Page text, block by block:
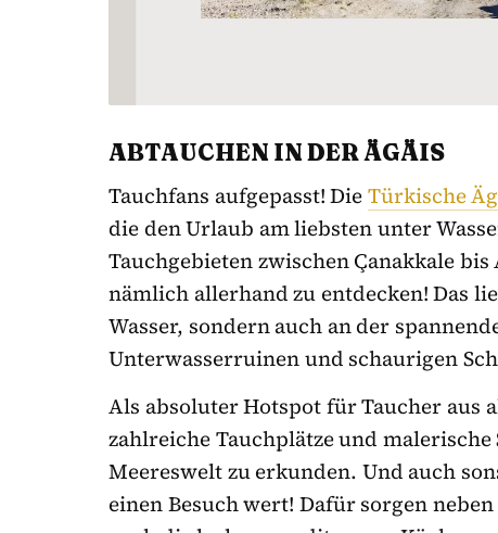
ABTAUCHEN IN DER ÄGÄIS
Tauchfans aufgepasst! DieTürkische
die den Urlaub am liebsten unter
Tauchgebieten zwischen Çanakkale
nämlich allerhand zu entdecken! Das
Wasser, sondern auch an der
Unterwasserruinen und schaurigen
Als absoluter Hotspot für Taucher aus
zahlreiche Tauchplätze und
Meereswelt zu erkunden. Und auch
einen Besuch wert! Dafür sorgen